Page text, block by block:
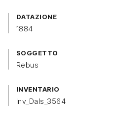
DATAZIONE
1884
SOGGETTO
Rebus
INVENTARIO
Inv_Dals_3564